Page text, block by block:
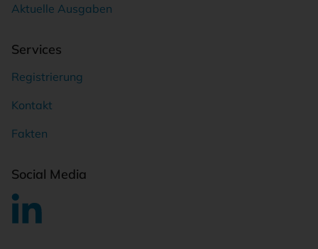
Aktuelle Ausgaben
Services
Registrierung
Kontakt
Fakten
Social Media